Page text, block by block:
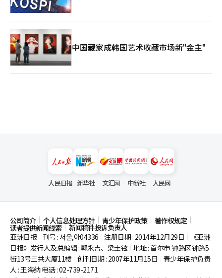
波妞》中的波妞很像，我亲切地称她为‘波妞’。我努力捕捉那种
可爱的情感和眼神。”在采访结束时，他也谨慎地谈到了未来的方
向。他希望能不断发现尚未展现的面貌，而不是局限于特定的类型
或角色。对金在元来说，现在重要的是不止步于熟悉的形象，而是
成为一个不畏惧新选择的演员。“我最希望听到的就是‘金在元总
是在挑战未尝试过的角色’。虽然没有特别想做的事情，但作为新
人，我有很多想尝试的东西。我想挑战动作戏，因为我从未真正尝
试过，也想尝试历史剧。我也想尝试电影这个类型，最近有了机会
人，如何保留可以共鸣的部分，高恩做得非常好。"结合实景与动
画的形式是《尤米的细胞们》的另一大特色。随着季节的推移，技
术的成熟度和表现的细节也逐渐改善。"并不是说规模扩大，而是
细节变得更好了。仅看尤米村洪水的场景，水的表现从第一季到第
三季都有所不同。水的动画非常困难，但现在已经能够充分实现。
情感的火焰表现也与水一样困难，但我们也能更真实地表现这些。
像心动场景等画面也能更加华丽地呈现，这都是技术进步和经验积
以完成的。"我觉得心中牵挂的都是一样的。从导演的角度来看，
具雄是让我最心疼的朋友，而巴比则是完美但有致命缺陷的人。不
过，他也是支持尤米成为作家的那个人，因此这一点值得称赞。顺
鹿则是我希望成为令人心动的男朋友。如果在20岁时经历了紧张的
为正因为有具雄和巴比，顺鹿才得以存在。能够讲述多样的恋爱经
最重要的原因是粉丝们的支持。李相燮导演在最后致辞时，向一直
支持尤米并与之共鸣的观众表达了感谢。"第三季如果没有第一、
第二季的粉丝们的支持与鼓励，是无法制作的。我认为尤米是由粉
丝们培养起来的。感谢你们一直支持、鼓励和为我们鼓掌。非常感
谢你们的陪伴。"※ 本报道经人工智能（AI）系统翻译与编辑。
中国藏家成韩国艺术收藏市场新"金主"
人民日报 新华社 文汇网 中新社 人民网
公司简介 个人信息处理方针 青少年保护政策 著作权规定
读者提供新闻线索
新闻稿件投诉负责人
亚洲日报
刊号 : 서울,아04336 注册日期 : 2014年12月29日
《亚洲
日报》发行人及总编辑 : 郭永吉、梁圭铉 地址 : 首尔市钟路区钟路5
街13号三共大厦11楼 创刊日期 : 2007年11月15日
青少年保护负责
人 : 王海纳 电话 : 02-739-2171